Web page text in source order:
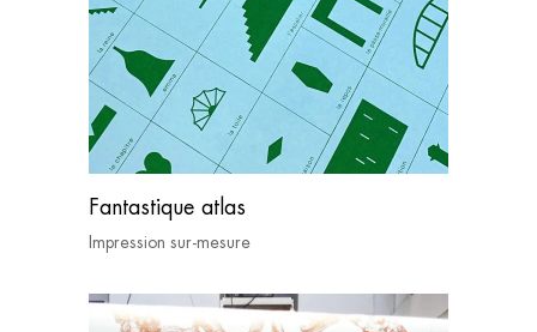
Fantastique atlas
Impression sur-mesure